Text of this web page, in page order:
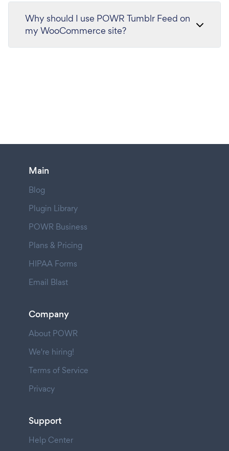
Why should I use POWR Tumblr Feed on
my WooCommerce site?
Main
Blog
Plugin Library
POWR Business
Plans & Pricing
HIPAA Forms
Email Blast
Company
About POWR
We're hiring!
Terms of Service
Privacy
Support
Help Center